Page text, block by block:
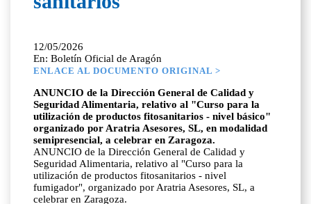
12/05/2026
En: Boletín Oficial de Aragón
ENLACE AL DOCUMENTO ORIGINAL >
ANUNCIO de la Dirección General de Calidad y
Seguridad Alimentaria, relativo al "Curso para la
utilización de productos fitosanitarios - nivel básico"
organizado por Aratria Asesores, SL, en modalidad
semipresencial, a celebrar en Zaragoza.
ANUNCIO de la Dirección General de Calidad y
Seguridad Alimentaria, relativo al "Curso para la
utilización de productos fitosanitarios - nivel
fumigador", organizado por Aratria Asesores, SL, a
celebrar en Zaragoza.